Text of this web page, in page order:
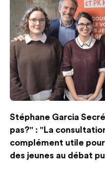
Stéphane Garcia
pas?" : "La
complément utile
des jeunes au débat